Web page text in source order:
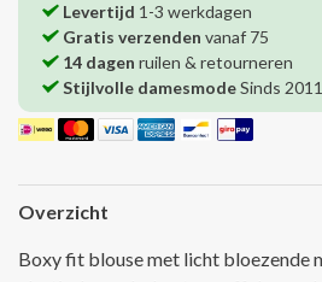
Levertijd 1-3 werkdagen
Gratis verzenden vanaf 75
14 dagen ruilen & retourneren
Stijlvolle damesmodeSinds 2011
Overzicht
Boxy fit blouse met licht bloezende